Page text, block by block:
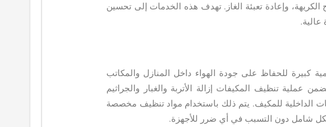
الكريهة، وإعادة تعبئة الغاز. تهدف هذه الخدمات إلى تحسين
كبيرة للحفاظ على جودة الهواء داخل المنازل والمكاتب
عملية تنظيف المكيفات إزالة الأتربة والغبار والجراثيم
الداخلية للمكيف. يتم ذلك باستخدام مواد تنظيف مخصصة
شامل دون التسبب في أي ضرر للأجهزة.